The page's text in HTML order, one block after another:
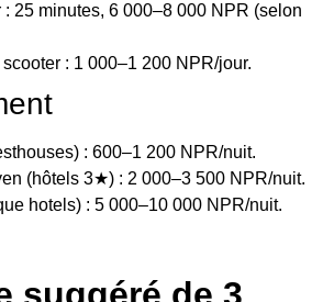
: 25 minutes, 6 000–8 000 NPR (selon
: 1 000–1 200 NPR/jour.
: 600–1 200 NPR/nuit.
(hôtels 3★) : 2 000–3 500 NPR/nuit.
hotels) : 5 000–10 000 NPR/nuit.